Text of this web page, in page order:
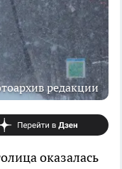
редакции
оказалась